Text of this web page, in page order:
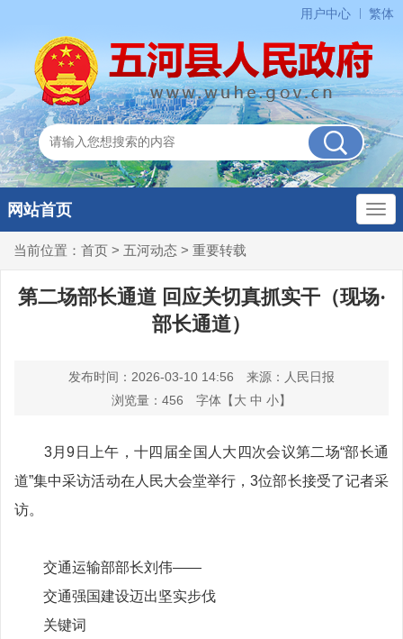
用户中心 繁体
网站首页
当前位置： 首页 > 五河动态 > 重要转载
第二场部长通道 回应关切真抓实干（现场·
部长通道）
发布时间：2026-03-10 14:56
来源：人民日报
浏览量： 456 字体【大 中 小】
3月9日上午，十四届全国人大四次会议第二场“部长通
道”集中采访活动在人民大会堂举行，3位部长接受了记者采
访。
交通运输部部长刘伟——
交通强国建设迈出坚实步伐
关键词